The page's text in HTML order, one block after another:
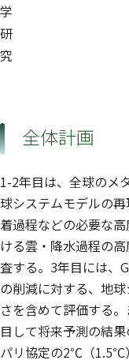
学
研
究
全体計画
1-2年目は、全球のメ
球システムモデルの
着過程などの必要な
ける雲・降水過程の
査する。3年目には、
の削減に対する、地
さを含めて評価する
目して将来予測の結
パリ協定の2℃（1.5℃